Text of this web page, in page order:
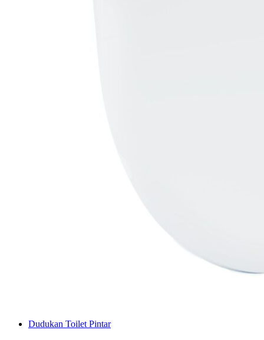
Dudukan Toilet Pintar